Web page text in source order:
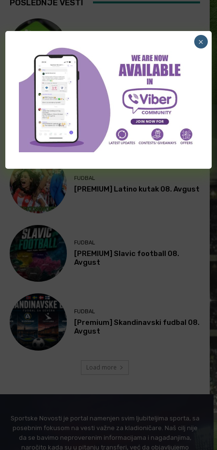
POSLEDNJE VESTI
Transferi širom sveta (8. avgust)
NOVOSTI FUDBAL
“Slonovi” imenovali novog
selektora
FUDBAL
[PREMIUM] Latino kutak 08. Avgust
FUDBAL
[PREMIUM] Slavic football 08.
Avgust
FUDBAL
[Premium] Skandinavski fudbal 08.
Avgust
Load more
Sportske Novosti je portal namenjen svim ljubiteljima sporta, sa
posebnim fokusom na vesti važne za kladioničare. Naš cilj nije
da se bavimo neproverenim informacijama i nagađanjima,
naročito kada su u pitanju transferi, već da objavljujemo
×